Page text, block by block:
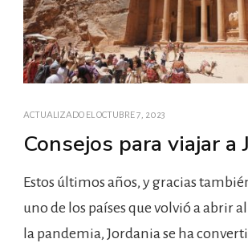
ACTUALIZADO EL OCTUBRE 7, 2023
Consejos para viajar a
Estos últimos años, y gracias
uno de los países que volvió a abrir
la pandemia, Jordania se ha